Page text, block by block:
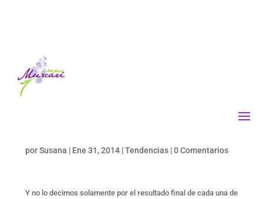
porSusana | Ene 31, 2014|Tendencias|0 Comentarios
Y no lo decimos solamente por el resultado final de cada una de